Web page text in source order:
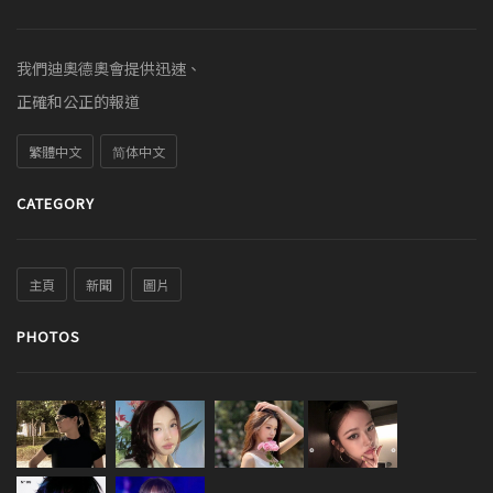
我們迪奧德奧會提供迅速、
正確和公正的報道
繁體中文 简体中文
CATEGORY
主頁 新聞 圖片
PHOTOS